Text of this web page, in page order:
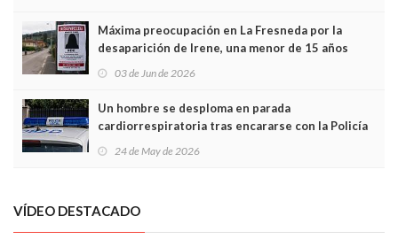
Máxima preocupación en La Fresneda por la
desaparición de Irene, una menor de 15 años
03 de Jun de 2026
Un hombre se desploma en parada
cardiorrespiratoria tras encararse con la Policía
Local en Luanco
24 de May de 2026
VÍDEO DESTACADO